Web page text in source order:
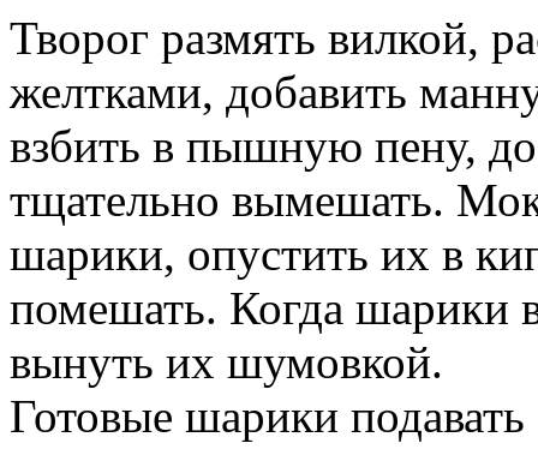
Творог размять вилкой,
желтками, добавить
взбить в пышную пену,
тщательно вымешать.
шарики, опустить их в
помешать. Когда шарики
вынуть их шумовкой.
Готовые шарики